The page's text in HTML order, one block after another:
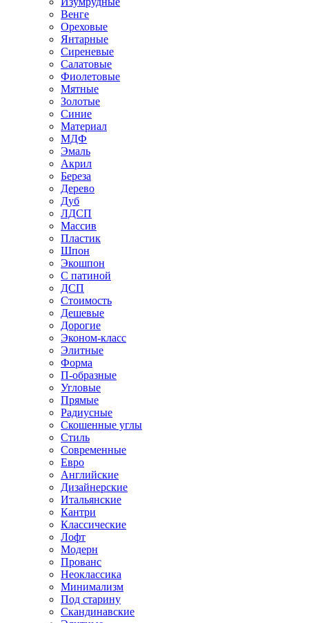
Венге
Ореховые
Янтарные
Сиреневые
Салатовые
Фиолетовые
Мятные
Золотые
Синие
Материал
МДФ
Эмаль
Акрил
Береза
Дерево
Дуб
ЛДСП
Массив
Пластик
Шпон
Экошпон
С патиной
ДСП
Стоимость
Дешевые
Дорогие
Эконом-класс
Элитные
Форма
П-образные
Угловые
Прямые
Радиусные
Скошенные углы
Стиль
Современные
Евро
Английские
Дизайнерские
Итальянские
Кантри
Классические
Лофт
Модерн
Прованс
Неоклассика
Минимализм
Под старину
Скандинавские